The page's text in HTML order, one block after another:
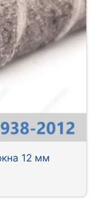
12 мм